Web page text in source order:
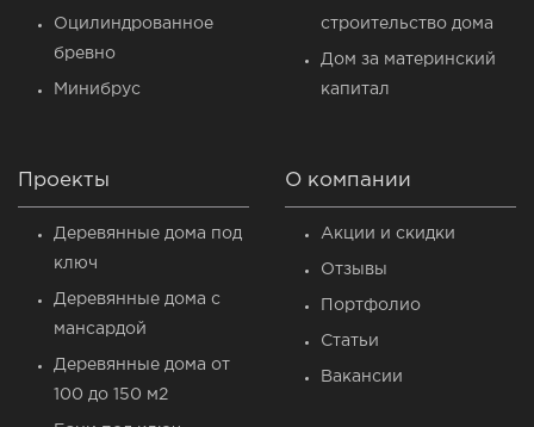
Оцилиндрованное
бревно
Минибрус
строительство дома
Дом за материнский
капитал
Проекты
Деревянные дома под
ключ
Деревянные дома c
мансардой
Деревянные дома от
100 до 150 м2
О компании
Акции и скидки
Отзывы
Портфолио
Статьи
Вакансии